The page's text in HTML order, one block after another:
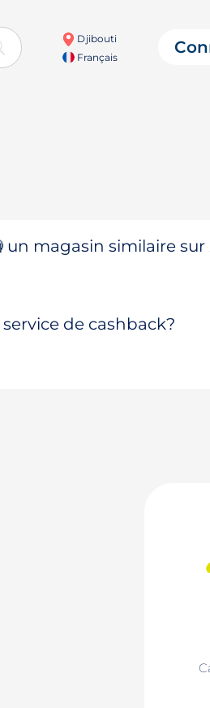
Djibouti
Français
un magasin similaire sur
de cashback?